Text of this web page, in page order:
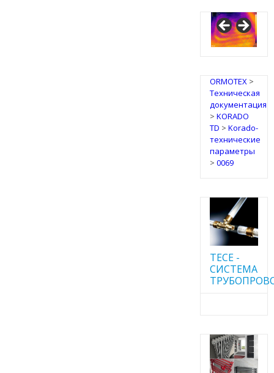
ORMOTEX>
Техническая
документация
> KORADO
TD > Korado-
технические
параметры
> 0069
TECE -
CИСТЕМА